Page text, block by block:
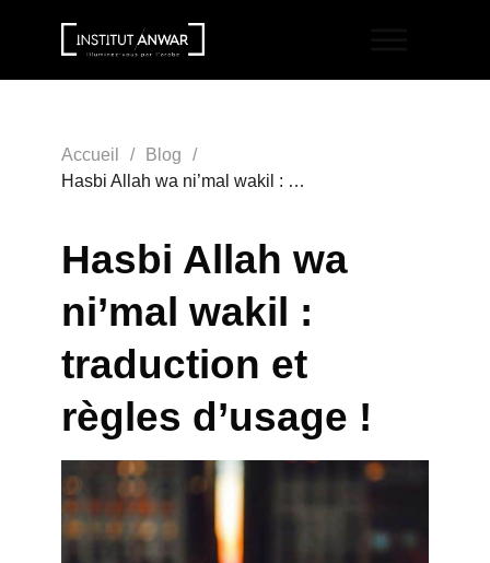
Accueil / Blog
/
Hasbi Allah wa ni’mal wakil : traduction et règles d’usage !
Hasbi Allah wa
ni’mal wakil :
traduction et
règles d’usage !